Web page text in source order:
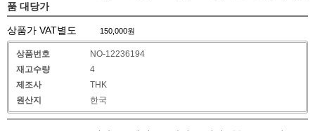
품 대당가
상품가 VAT별도 150,000원
상품번호
NO-12236194
재고수량
4
제조사
THK
원산지
한국